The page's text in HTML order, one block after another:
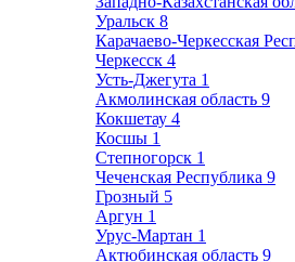
Уральск 8
Карачаево-Черкесская
Черкесск 4
Усть-Джегута 1
Акмолинская область 9
Кокшетау 4
Косшы 1
Степногорск 1
Чеченская Республика 9
Грозный 5
Аргун 1
Урус-Мартан 1
Актюбинская область 9